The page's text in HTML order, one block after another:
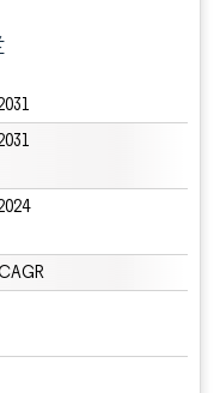
nécessite une attribution sous CC